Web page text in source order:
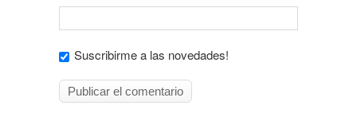
Suscribirme a las novedades!